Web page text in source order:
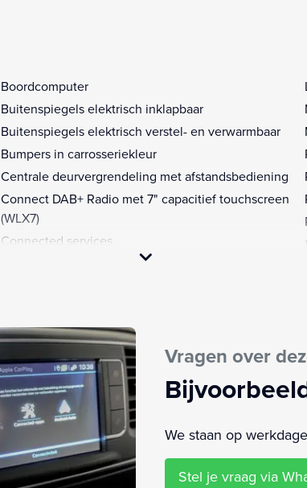
Boordcomputer
Buitenspiegels elektrisch inklapbaar
Buitenspiegels elektrisch verstel- en verwarmbaar
Bumpers in carrosseriekleur
Centrale deurvergrendeling met afstandsbediening
Connect DAB+ Radio met 7" capacitief touchscreen
(WLX7)
Connected services
Extra getint glas
Houten afwerking laadruimte (GB38)
Icy White (P0PR)
Vragen over
We staan op
Stel je vraag via